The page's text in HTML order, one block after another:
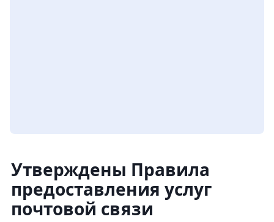
Утверждены Правила
предоставления услуг
почтовой связи